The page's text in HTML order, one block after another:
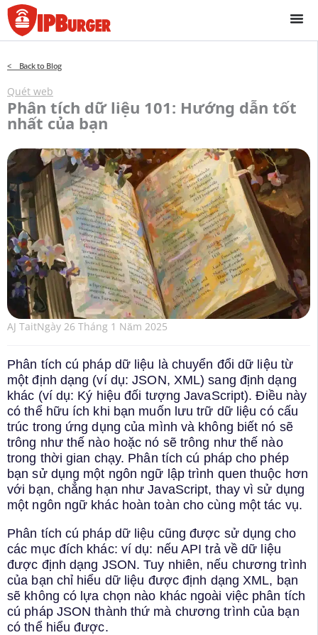
Bỏ
để
qua
nội
dung
< Back to Blog
Quét web
Phân tích dữ liệu 101: Hướng dẫn tốt
nhất của bạn
AJ TaitNgày 26 Tháng 1 Năm 2025
Phân tích cú pháp dữ liệu là chuyển đổi dữ liệu từ
một định dạng (ví dụ: JSON, XML) sang định dạng
khác (ví dụ: Ký hiệu đối tượng JavaScript). Điều này
có thể hữu ích khi bạn muốn lưu trữ dữ liệu có cấu
trúc trong ứng dụng của mình và không biết nó sẽ
trông như thế nào hoặc nó sẽ trông như thế nào
trong thời gian chạy. Phân tích cú pháp cho phép
bạn sử dụng một ngôn ngữ lập trình quen thuộc hơn
với bạn, chẳng hạn như JavaScript, thay vì sử dụng
một ngôn ngữ khác hoàn toàn cho cùng một tác vụ.
Phân tích cú pháp dữ liệu cũng được sử dụng cho
các mục đích khác: ví dụ: nếu API trả về dữ liệu
được định dạng JSON. Tuy nhiên, nếu chương trình
của bạn chỉ hiểu dữ liệu được định dạng XML, bạn
sẽ không có lựa chọn nào khác ngoài việc phân tích
cú pháp JSON thành thứ mà chương trình của bạn
có thể hiểu được.